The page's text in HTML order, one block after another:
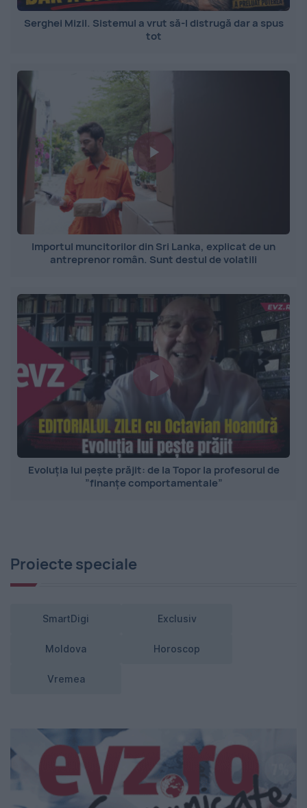
Serghei Mizil. Sistemul a vrut să-l distrugă dar a spus
tot
Importul muncitorilor din Sri Lanka, explicat de un
antreprenor român. Sunt destul de volatili
Evoluția lui pește prăjit: de la Topor la profesorul de
”finanțe comportamentale”
Proiecte speciale
SmartDigi Exclusiv
Moldova Horoscop
Vremea